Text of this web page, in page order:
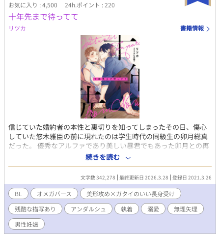
お気に入り : 4,500 24h.ポイント : 220
十年先まで待ってて
リツカ 書籍情報
信じていた婚約者の本性と裏切りを知ってしまったその日、傷心
していた悠木雅臣の前に現れたのは学生時代の同級生の卯月総真
だった。 優秀なアルファであり美しい暴君でもあった卯月との再
会に雅臣はひどく戸惑う。というのも、雅臣には十年ほど前に卯
月から持ちかけられた婚約話を断った過去があったからだ。 だか
らといって、今も卯月が雅臣を好きでいるなんてそんなはずはな
い。そう雅臣は思っていたのだが── 失敗作だと貶され傷つけら
れてきたガタイのいい長身オメガが、一途な俺様アルファにとろ
とろに愛されて幸せになる話。 口の悪い美形α×ネガティブな不
憫Ω 本編完結済み。 時々、後日談や番外編などを更新してます。
※オメガバースに関しての独自設定等あり。 ※本編と後日談にサ
ブカプあり。 ◇第9回BL小説大賞にて奨励賞を頂きました。応援
続きを読む
文字数 342,278 最終更新日 2026.3.28 登録日 2021.3.26
BL オメガバース
美形攻め×ガタイのいい長身受け
残酷な描写あり
アンダルシュ 執着 溺愛
無理矢理
男性妊娠